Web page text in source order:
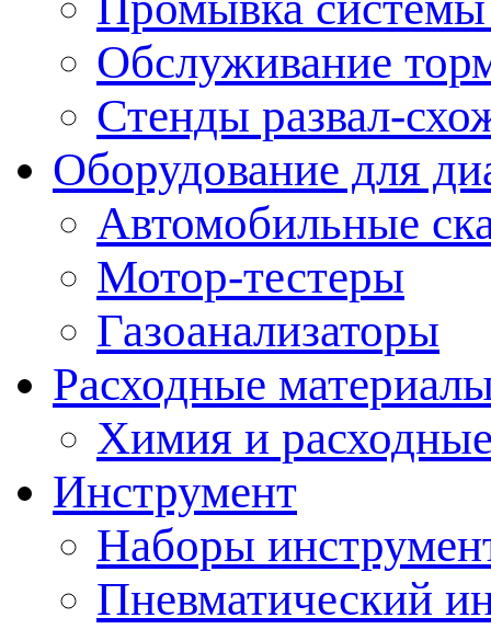
Обслуживание
Стенды развал-
Оборудование для
Автомобильные
Мотор-тестеры
Газоанализаторы
Расходные
Химия и
Инструмент
Наборы
Пневматический